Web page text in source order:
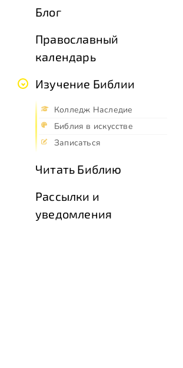
Блог
Православный
календарь
Изучение Библии
Колледж Наследие
Библия в искусстве
Записаться
Читать Библию
Рассылки и
уведомления